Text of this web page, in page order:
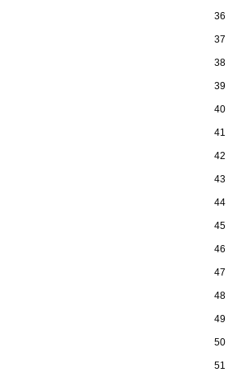
36
37
38
39
40
41
42
43
44
45
46
47
48
49
50
51